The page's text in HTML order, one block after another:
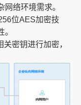
络环境需求。
位AES加密技
密钥进行加密，